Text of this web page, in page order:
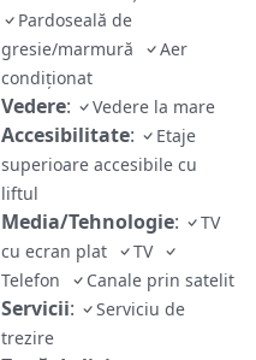
gresie/marmură
condiționat
Vedere:
Accesibilitate:
Etaje
superioare accesibile cu
liftul
Media/Tehnologie
cu ecran plat
TV
Telefon
Canale prin satelit
Servicii :
Serviciu de
trezire
Zonă de living